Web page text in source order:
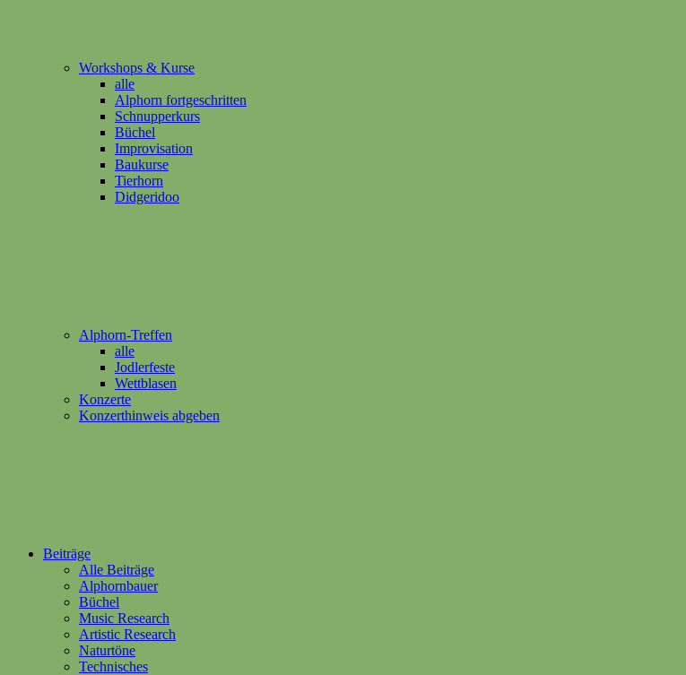
Workshops & Kurse
alle
Alphorn fortgeschritten
Schnupperkurs
Büchel
Improvisation
Baukurse
Tierhorn
Didgeridoo
Alphorn-Treffen
alle
Jodlerfeste
Wettblasen
Konzerte
Konzerthinweis abgeben
Beiträge
Alle Beiträge
Alphornbauer
Büchel
Music Research
Artistic Research
Naturtöne
Technisches